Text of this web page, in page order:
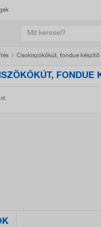
Csokiszökőkút, fondue készítő
FONDUE